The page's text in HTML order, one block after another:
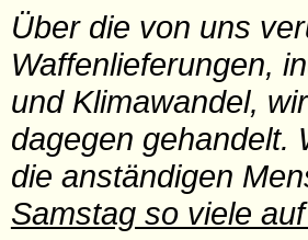
Über die von uns
Waffenlieferungen,
und Klimawandel,
dagegen gehandelt.
die anständigen
Samstag so viele